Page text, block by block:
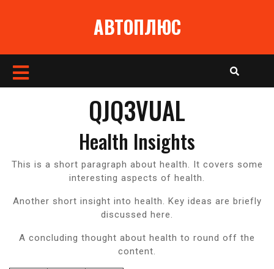
АВТОПЛЮС
Кнопка
QJQ3VUAL
Health Insights
This is a short paragraph about health. It covers some
interesting aspects of health.
Another short insight into health. Key ideas are briefly
discussed here.
A concluding thought about health to round off the
content.